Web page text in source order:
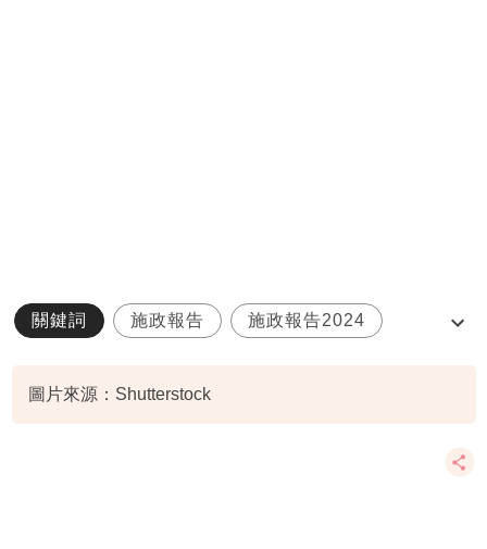
關鍵詞 施政報告 施政報告2024
圖片來源：Shutterstock